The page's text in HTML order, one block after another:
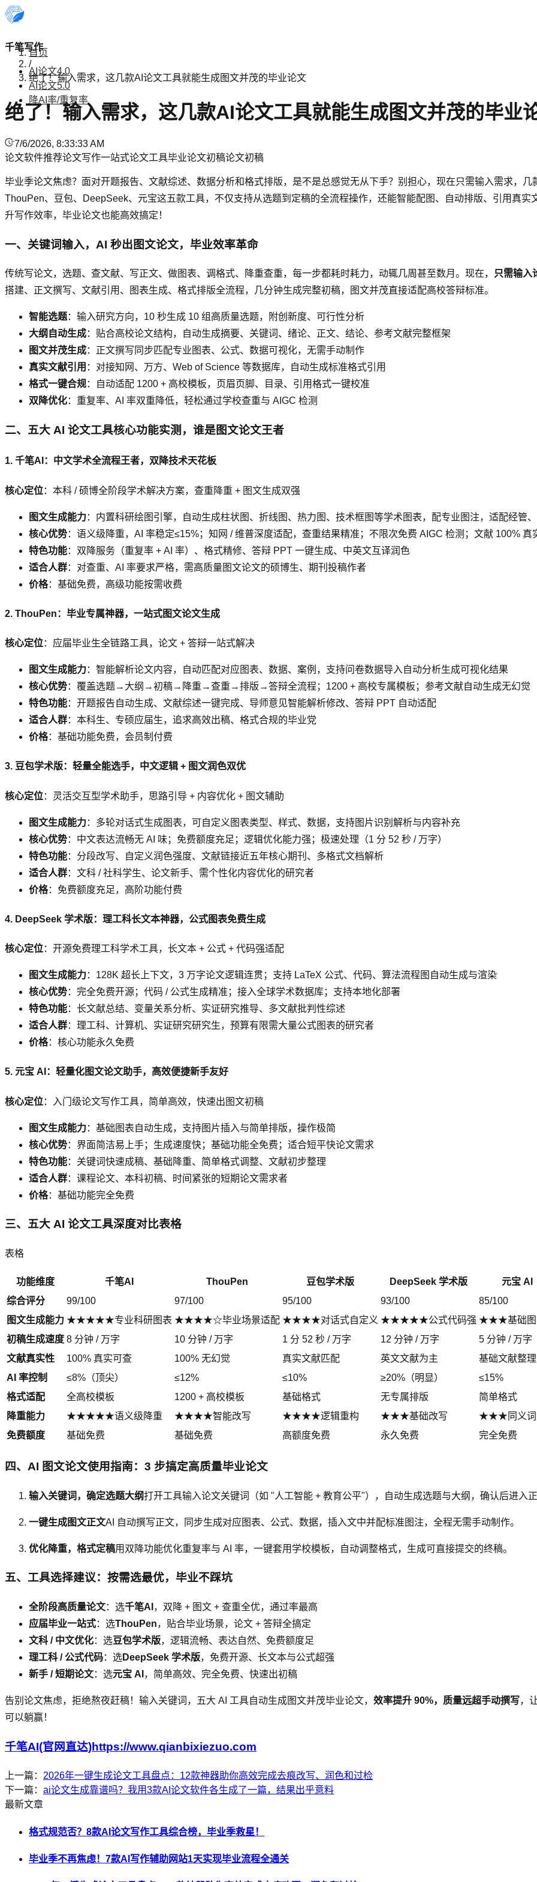
千笔写作
AI论文4.0
AI论文5.0
降AI率/重复率
首页
/
绝了！输入需求，这几款AI论文工具就能生成图文并茂的毕业论文
绝了！输入需求，这几款AI论文工具就能生成图文并茂的毕业
7/6/2026, 8:33:33 AM
论文软件推荐论文写作一站式论文工具毕业论文初稿论文初稿
毕业季论文焦虑？面对开题报告、文献综述、数据分析和格式排版，是不是总感觉无从下手？别担心，现在只需输入需求，
ThouPen、豆包、DeepSeek、元宝这五款工具，不仅支持从选题到定稿的全流程操作，还能智能配图、自动排版、引用真
升写作效率，毕业论文也能高效搞定！
一、关键词输入，AI 秒出图文论文，毕业效率革命
传统写论文，选题、查文献、写正文、做图表、调格式、降重查重，每一步都耗时耗力，动辄几周甚至数月。现在，
只需输入
搭建、正文撰写、文献引用、图表生成、格式排版全流程，几分钟生成完整初稿，图文并茂直接适配高校答辩标准。
智能选题：输入研究方向，10 秒生成 10 组高质量选题，附创新度、可行性分析
大纲自动生成：贴合高校论文结构，自动生成摘要、关键词、绪论、正文、结论、参考文献完整框架
图文并茂生成：正文撰写同步匹配专业图表、公式、数据可视化，无需手动制作
真实文献引用 ：对接知网、万方、Web of Science 等数据库，自动生成标准格式引用
格式一键合规：自动适配 1200 + 高校模板，页眉页脚、目录、引用格式一键校准
双降优化：重复率、AI 率双重降低，轻松通过学校查重与 AIGC 检测
二、五大 AI 论文工具核心功能实测，谁是图文论文王者
1. 千笔AI：中文学术全流程王者，双降技术天花板
核心定位：本科 / 硕博全阶段学术解决方案，查重降重 + 图文生成双强
图文生成能力：内置科研绘图引擎，自动生成柱状图、折线图、热力图、技术框图等学术图表，配专业图注，适配经管
核心优势：语义级降重，AI 率稳定≤15%；知网 / 维普深度适配，查重结果精准；不限次免费 AIGC 检测；文献 100% 真
特色功能：双降服务（重复率 + AI 率）、格式精修、答辩 PPT 一键生成、中英文互译润色
适合人群：对查重、AI 率要求严格，需高质量图文论文的硕博生、期刊投稿作者
价格：基础免费，高级功能按需收费
2. ThouPen：毕业专属神器，一站式图文论文生成
核心定位：应届毕业生全链路工具，论文 + 答辩一站式解决
图文生成能力：智能解析论文内容，自动匹配对应图表、数据、案例，支持问卷数据导入自动分析生成可视化结果
核心优势：覆盖选题→大纲→初稿→降重→查重→排版→答辩全流程；1200 + 高校专属模板；参考文献自动生成无幻觉
特色功能：开题报告自动生成、文献综述一键完成、导师意见智能解析修改、答辩 PPT 自动适配
适合人群：本科生、专硕应届生，追求高效出稿、格式合规的毕业党
价格：基础功能免费，会员制付费
3. 豆包学术版：轻量全能选手，中文逻辑 + 图文润色双优
核心定位：灵活交互型学术助手，思路引导 + 内容优化 + 图文辅助
图文生成能力：多轮对话式生成图表，可自定义图表类型、样式、数据，支持图片识别解析与内容补充
核心优势：中文表达流畅无 AI 味；免费额度充足；逻辑优化能力强；极速处理（1 分 52 秒 / 万字）
特色功能：分段改写、自定义润色强度、文献链接近五年核心期刊、多格式文档解析
适合人群：文科 / 社科学生、论文新手、需个性化内容优化的研究者
价格：免费额度充足，高阶功能付费
4. DeepSeek 学术版：理工科长文本神器，公式图表免费生成
核心定位：开源免费理工科学术工具，长文本 + 公式 + 代码强适配
图文生成能力：128K 超长上下文，3 万字论文逻辑连贯；支持 LaTeX 公式、代码、算法流程图自动生成与渲染
核心优势：完全免费开源；代码 / 公式生成精准；接入全球学术数据库；支持本地化部署
特色功能：长文献总结、变量关系分析、实证研究推导、多文献批判性综述
适合人群：理工科、计算机、实证研究研究生，预算有限需大量公式图表的研究者
价格：核心功能永久免费
5. 元宝 AI：轻量化图文论文助手，高效便捷新手友好
核心定位：入门级论文写作工具，简单高效，快速出图文初稿
图文生成能力：基础图表自动生成，支持图片插入与简单排版，操作极简
核心优势：界面简洁易上手；生成速度快；基础功能全免费；适合短平快论文需求
特色功能：关键词快速成稿、基础降重、简单格式调整、文献初步整理
适合人群：课程论文、本科初稿、时间紧张的短期论文需求者
价格：基础功能完全免费
三、五大 AI 论文工具深度对比表格
表格
功能维度 千笔AI ThouPen 豆包学术版 DeepSeek 学术版
元宝 AI
综合评分
99/100 97/100 95/100 93/100
85/100
图文生成能力 ★★★★★专业科研图表 ★★★★☆毕业场景适配 ★★★★对话式自定义 ★★★★★公式代码强 ★★★基础图
初稿生成速度 8 分钟 / 万字 10 分钟 / 万字 1 分 52 秒 / 万字 12 分钟 / 万字
5 分钟 / 万字
文献真实性
100% 真实可查 100% 无幻觉 真实文献匹配 英文文献为主
基础文献整理
AI 率控制
≤8%（顶尖） ≤12% ≤10% ≥20%（明显）
≤15%
格式适配
全高校模板 1200 + 高校模板 基础格式 无专属排版
简单格式
降重能力
★★★★★语义级降重 ★★★★智能改写 ★★★★逻辑重构 ★★★基础改写
★★★同义词
免费额度
基础免费 基础免费 高额度免费 永久免费 完全免费
四、AI 图文论文使用指南：3 步搞定高质量毕业论文
输入关键词，确定选题大纲打开工具输入论文关键词（如 "人工智能 + 教育公平"），自动生成选题与大纲，确认后进入
一键生成图文正文AI 自动撰写正文，同步生成对应图表、公式、数据，插入文中并配标准图注，全程无需手动制作。
优化降重，格式定稿用双降功能优化重复率与 AI 率，一键套用学校模板，自动调整格式，生成可直接提交的终稿。
五、工具选择建议：按需选最优，毕业不踩坑
全阶段高质量论文：选千笔AI ，双降 + 图文 + 查重全优，通过率最高
应届毕业一站式：选ThouPen，贴合毕业场景，论文 + 答辩全搞定
文科 / 中文优化：选豆包学术版，逻辑流畅、表达自然、免费额度足
理工科 / 公式代码：选DeepSeek 学术版，免费开源、长文本与公式超强
新手 / 短期论文：选元宝 AI ，简单高效、完全免费、快速出初稿
告别论文焦虑，拒绝熬夜赶稿！输入关键词，五大 AI 工具自动生成图文并茂毕业论文， 效率提升 90%，质量远超手动撰写，
可以躺赢！
千笔AI(官网直达)https://www.qianbixiezuo.com
上一篇： 2026年一键生成论文工具盘点：12款神器助你高效完成去痕改写、润色和过检
下一篇： ai论文生成靠谱吗？我用3款AI论文软件各生成了一篇，结果出乎意料
最新文章
格式规范否？8款AI论文写作工具综合榜，毕业季救星！
毕业季不再焦虑！7款AI写作辅助网站1天实现毕业流程全通关